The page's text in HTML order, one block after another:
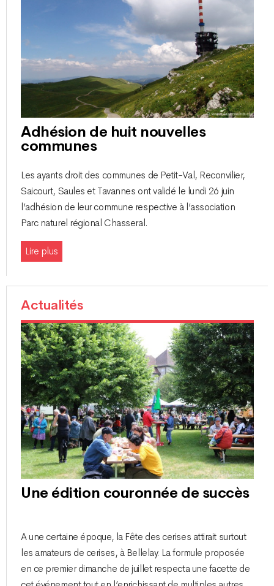
Adhésion de huit nouvelles
communes
Les ayants droit des communes de Petit-Val, Reconvilier,
Saicourt, Saules et Tavannes ont validé le lundi 26 juin
l’adhésion de leur commune respective à l’association
Parc naturel régional Chasseral.
Lire plus
Actualités
Une édition couronnée de succès
A une certaine époque, la Fête des cerises attirait surtout
les amateurs de cerises, à Bellelay. La formule proposée
en ce premier dimanche de juillet respecta une facette de